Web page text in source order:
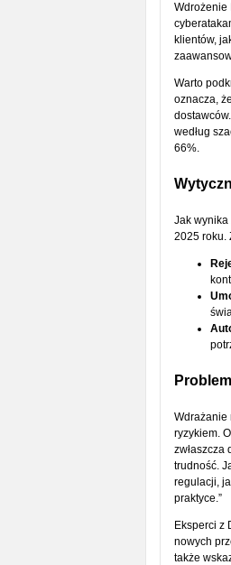
Wdrożenie
klientów,
Warto
oznacza,
według
66%.
Jak
2025 roku.
Wdrażanie
ryzykiem.
zwłaszcza
trudność.
regulacji,
praktyce.”
Eksperci z
nowych
także